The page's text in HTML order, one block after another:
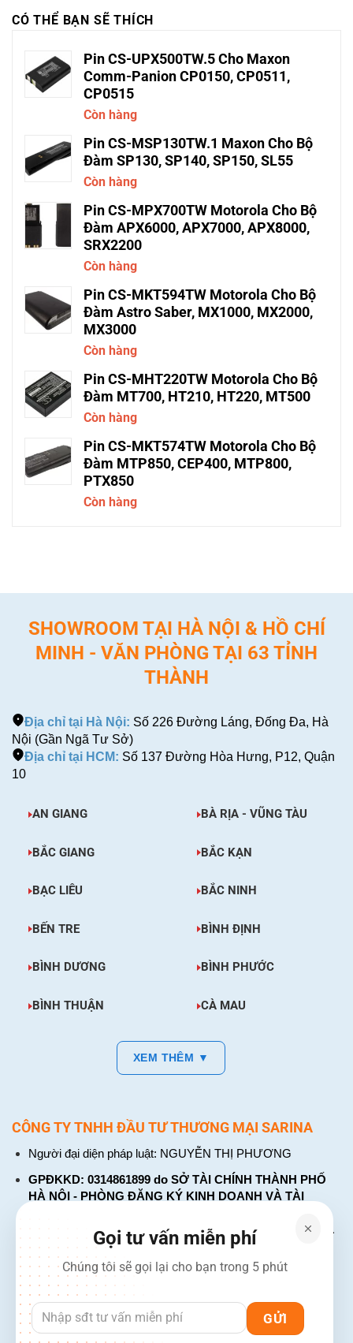
CÓ THỂ BẠN SẼ THÍCH
Pin CS-UPX500TW.5 Cho Maxon
Comm-Panion CP0150, CP0511,
CP0515
Còn hàng
Pin CS-MSP130TW.1 Maxon Cho Bộ
Đàm SP130, SP140, SP150, SL55
Còn hàng
Pin CS-MPX700TW Motorola Cho Bộ
Đàm APX6000, APX7000, APX8000,
SRX2200
Còn hàng
Pin CS-MKT594TW Motorola Cho Bộ
Đàm Astro Saber, MX1000, MX2000,
MX3000
Còn hàng
Pin CS-MHT220TW Motorola Cho Bộ
Đàm MT700, HT210, HT220, MT500
Còn hàng
Pin CS-MKT574TW Motorola Cho Bộ
Đàm MTP850, CEP400, MTP800,
PTX850
Còn hàng
SHOWROOM TẠI HÀ NỘI & HỒ CHÍ
MINH - VĂN PHÒNG TẠI 63 TỈNH
THÀNH
Địa chỉ tại Hà Nội: Số 226 Đường Láng, Đống Đa, Hà
Nội (Gần Ngã Tư Sở)
Địa chỉ tại HCM: Số 137 Đường Hòa Hưng, P12, Quận
10
AN GIANG BÀ RỊA - VŨNG TÀU
BẮC GIANG BẮC KẠN
BẠC LIÊU BẮC NINH
BẾN TRE BÌNH ĐỊNH
BÌNH DƯƠNG BÌNH PHƯỚC
BÌNH THUẬN CÀ MAU
XEM THÊM ▼
CÔNG TY TNHH ĐẦU TƯ THƯƠNG MẠI SARINA
Người đại diện pháp luật: NGUYỄN THỊ PHƯƠNG
GPĐKKD: 0314861899 do SỞ TÀI CHÍNH THÀNH PHỐ
HÀ NỘI - PHÒNG ĐĂNG KÝ KINH DOANH VÀ TÀI
CHÍNH DOANH NGHIỆP cấp. Đăng ký lần đầu: ngày 26
tháng 01 năm 2018. Đăng ký thay đổi lần thứ: 4, ngày 31
tháng 03 năm 2026
226 Đường Láng, Đống Đa, Hà Nội
137 Đường Hòa Hưng, Phường 12, Quận 10, TP. Hồ Chí
Minh
Hotline: 1900 2106 - 0386 001 001
Gọi tư vấn miễn phí
Chúng tôi sẽ gọi lại cho bạn trong 5 phút